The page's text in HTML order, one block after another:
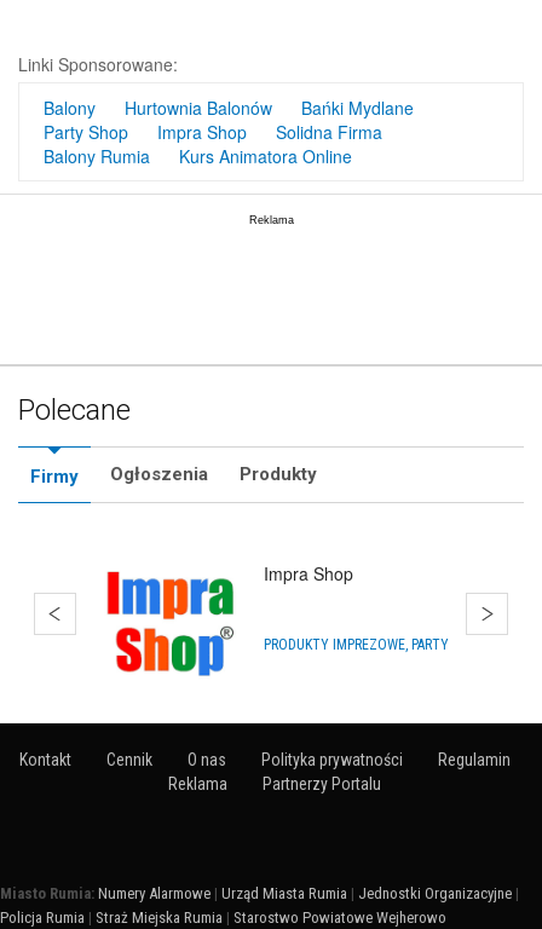
Linki Sponsorowane:
Balony
Hurtownia Balonów
Bańki Mydlane
Party Shop
Impra Shop
Solidna Firma
Balony Rumia
Kurs Animatora Online
Polecane
Firmy Ogłoszenia Produkty
Balony Kosakowo
DEKORACJA SAL I OBIEKTÓW
Kontakt Cennik O nas Polityka prywatności
Regulamin
Reklama
Partnerzy Portalu
Miasto Rumia: Numery Alarmowe | Urząd Miasta Rumia | Jednostki Organizacyjne |
Policja Rumia | Straż Miejska Rumia | Starostwo Powiatowe Wejherowo